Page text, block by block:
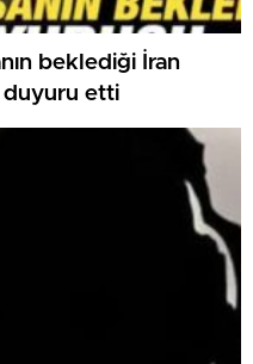
beklediği İran
duyuru etti